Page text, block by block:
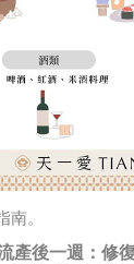
。
產後一週：修